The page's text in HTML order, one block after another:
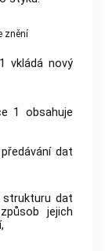
znění
vkládá nový
1 obsahuje
dat
dat
jejich